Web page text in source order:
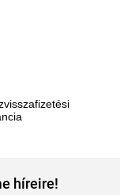
híreire!